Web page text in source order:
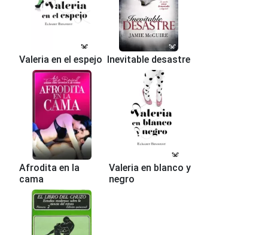
Valeria en el espejo Inevitable desastre
Afrodita en la
cama
Valeria en blanco y
negro